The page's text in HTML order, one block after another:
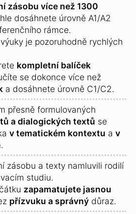
zásobu více než 1300
dosáhnete úrovně A1/A2
rámce.
je pozoruhodně rychlých
kompletní balíček
se dokonce více než
a dosáhnete úrovně C1/C2.
přesně formulovaných
a dialogických textů se
v tematickém kontextu a v
.
zásobu a texty namluvili rodilí
studiu.
zapamatujete jasnou
přízvuku a správný důraz.